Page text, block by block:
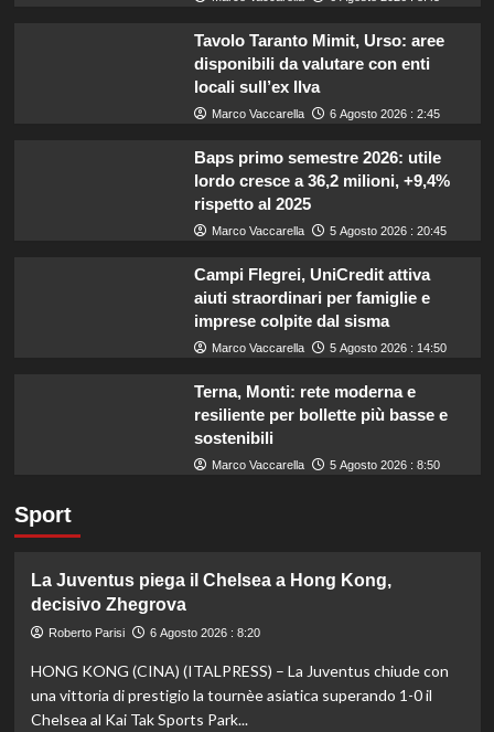
Tavolo Taranto Mimit, Urso: aree
disponibili da valutare con enti
locali sull’ex Ilva
Marco Vaccarella 6 Agosto 2026 : 2:45
Baps primo semestre 2026: utile
lordo cresce a 36,2 milioni, +9,4%
rispetto al 2025
Marco Vaccarella 5 Agosto 2026 : 20:45
Campi Flegrei, UniCredit attiva
aiuti straordinari per famiglie e
imprese colpite dal sisma
Marco Vaccarella 5 Agosto 2026 : 14:50
Terna, Monti: rete moderna e
resiliente per bollette più basse e
sostenibili
Marco Vaccarella 5 Agosto 2026 : 8:50
Sport
La Juventus piega il Chelsea a Hong Kong,
decisivo Zhegrova
Roberto Parisi 6 Agosto 2026 : 8:20
HONG KONG (CINA) (ITALPRESS) – La Juventus chiude con
una vittoria di prestigio la tournèe asiatica superando 1-0 il
Chelsea al Kai Tak Sports Park...